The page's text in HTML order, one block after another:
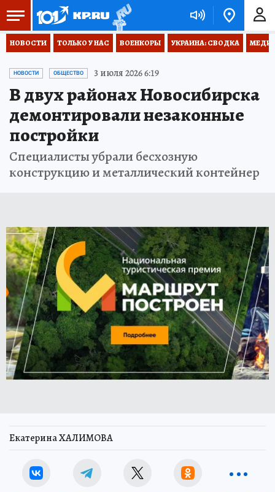
НОВОСТИ ТОЛЬКО У НАС ВОЕНКОРЫ УКРАИНА: СВОДКА
НОВОСТИ ОБЩЕСТВО 3 июля 2026 6:19
В двух районах Новосибирска
демонтировали незаконные
постройки
Специалисты убрали бесхозную
конструкцию и металлический контейнер
Екатерина ХАЛИМОВА